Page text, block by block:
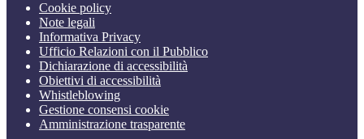
Cookie policy
Note legali
Informativa Privacy
Ufficio Relazioni con il Pubblico
Dichiarazione di accessibilità
Obiettivi di accessibilità
Whistleblowing
Gestione consensi cookie
Amministrazione trasparente